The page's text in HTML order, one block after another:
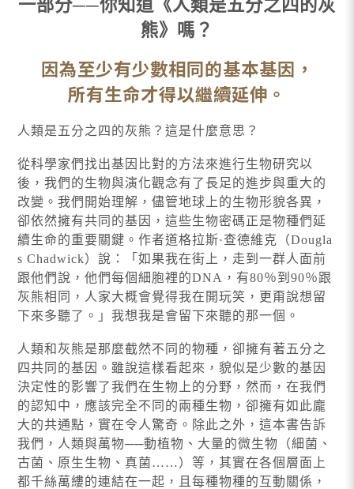
一部分──你知道《人類是五分之四的灰
熊》嗎？
因為至少有少數相同的基本基因，
所有生命才得以繼續延伸。
人類是五分之四的灰熊？這是什麼意思？
從科學家們找出基因比對的方法來進行生物研究以
後，我們的生物與演化觀念有了長足的進步與重大的
改變。我們開始理解，儘管地球上的生物形貌各異，
卻依然擁有共同的基因，這些生物密碼正是物種們延
續生命的重要關鍵。作者道格拉斯·查德維克（Dougla
s Chadwick）說：「如果我在街上，走到一群人面前
跟他們說，他們每個細胞裡的DNA，有80％到90％跟
灰熊相同，人家大概會覺得我在開玩笑，更甭說想留
下來多聽了。」我想我是會留下來聽的那一個。
人類和灰熊是那麼截然不同的物種，卻擁有著五分之
四共同的基因。雖說這樣看起來，貌似是少數的基因
決定性的影響了我們在生物上的分野，然而，在我們
的認知中，應該完全不同的兩種生物，卻擁有如此龐
大的共通點，實在令人驚奇。除此之外，這本書告訴
我們，人類與萬物──動植物、大量的微生物（細菌、
古菌、原生生物、真菌……）等，其實在各個層面上
都千絲萬縷的連結在一起，且每種物種的互動關係，